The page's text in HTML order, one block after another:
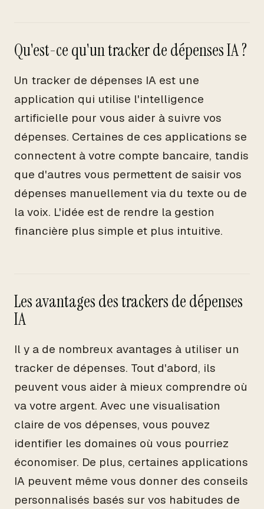
Qu'est-ce qu'un tracker de dépenses IA ?
Un tracker de dépenses IA est une
application qui utilise l'intelligence
artificielle pour vous aider à suivre vos
dépenses. Certaines de ces applications se
connectent à votre compte bancaire, tandis
que d'autres vous permettent de saisir vos
dépenses manuellement via du texte ou de
la voix. L'idée est de rendre la gestion
financière plus simple et plus intuitive.
Les avantages des trackers de dépenses
IA
Il y a de nombreux avantages à utiliser un
tracker de dépenses. Tout d'abord, ils
peuvent vous aider à mieux comprendre où
va votre argent. Avec une visualisation
claire de vos dépenses, vous pouvez
identifier les domaines où vous pourriez
économiser. De plus, certaines applications
IA peuvent même vous donner des conseils
personnalisés basés sur vos habitudes de